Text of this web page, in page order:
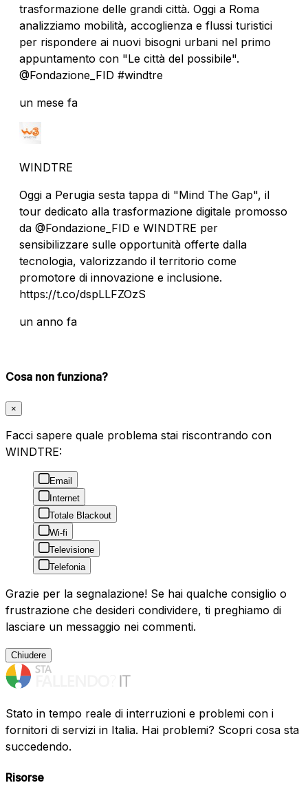
trasformazione delle grandi città. Oggi a Roma
analizziamo mobilità, accoglienza e flussi turistici
per rispondere ai nuovi bisogni urbani nel primo
appuntamento con "Le città del possibile".
@Fondazione_FID #windtre
un mese fa
WINDTRE
Oggi a Perugia sesta tappa di "Mind The Gap", il
tour dedicato alla trasformazione digitale promosso
da @Fondazione_FID e WINDTRE per
sensibilizzare sulle opportunità offerte dalla
tecnologia, valorizzando il territorio come
promotore di innovazione e inclusione.
https://t.co/dspLLFZOzS
un anno fa
Cosa non funziona?
×
Facci sapere quale problema stai riscontrando con
WINDTRE:
Email
Internet
Totale Blackout
Wi-fi
Televisione
Telefonia
Grazie per la segnalazione! Se hai qualche consiglio o
frustrazione che desideri condividere, ti preghiamo di
lasciare un messaggio nei commenti.
Chiudere
Stato in tempo reale di interruzioni e problemi con i
fornitori di servizi in Italia. Hai problemi? Scopri cosa sta
succedendo.
Risorse